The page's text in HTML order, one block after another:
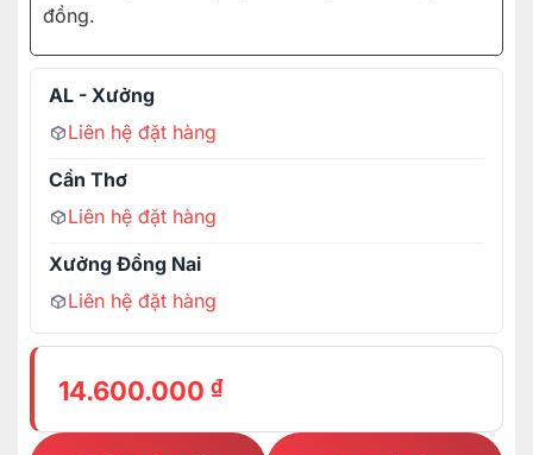
đồng.
AL - Xưởng
Liên hệ đặt hàng
Cần Thơ
Liên hệ đặt hàng
Xưởng Đồng Nai
Liên hệ đặt hàng
14.600.000 ₫